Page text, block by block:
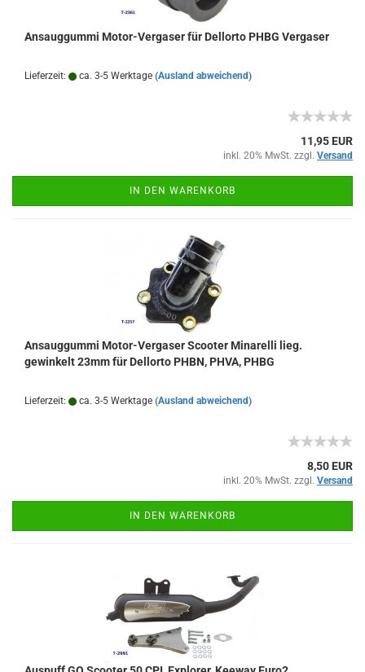
Ansauggummi Motor-Vergaser für Dellorto PHBG Vergaser
Lieferzeit: ca. 3-5 Werktage (Ausland abweichend)
11,95 EUR
inkl. 20% MwSt. zzgl. Versand
IN DEN WARENKORB
Ansauggummi Motor-Vergaser Scooter Minarelli lieg.
gewinkelt 23mm für Dellorto PHBN, PHVA, PHBG
Lieferzeit: ca. 3-5 Werktage (Ausland abweichend)
8,50 EUR
inkl. 20% MwSt. zzgl. Versand
IN DEN WARENKORB